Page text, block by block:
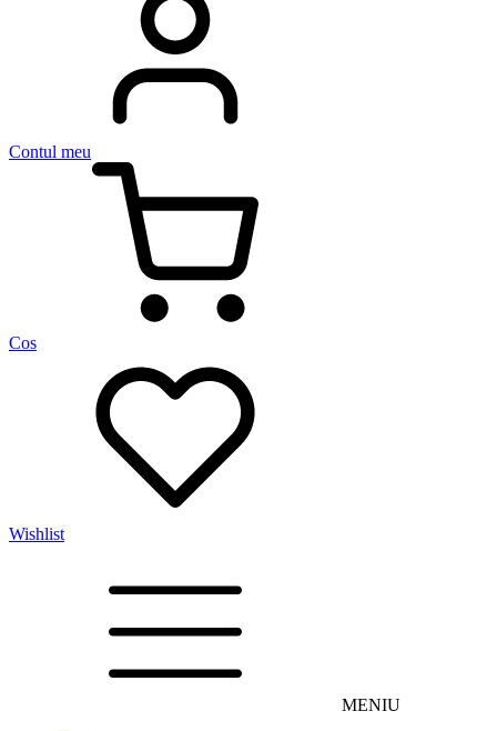
Contul meu
Cos
Wishlist
MENIU